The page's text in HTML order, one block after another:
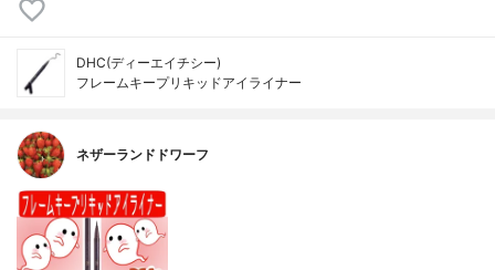
DHC(ディーエイチシー)
フレームキープリキッドアイライナー
ネザーランドドワーフ